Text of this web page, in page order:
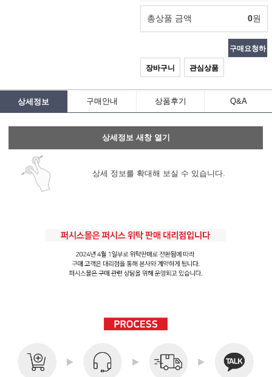
총상품 금액 0원
장바구니 관심상품
구매요청하
상세정보 구매안내 상품후기 Q&A
상세정보 새창 열기
상세 정보를 확대해 보실 수 있습니다.